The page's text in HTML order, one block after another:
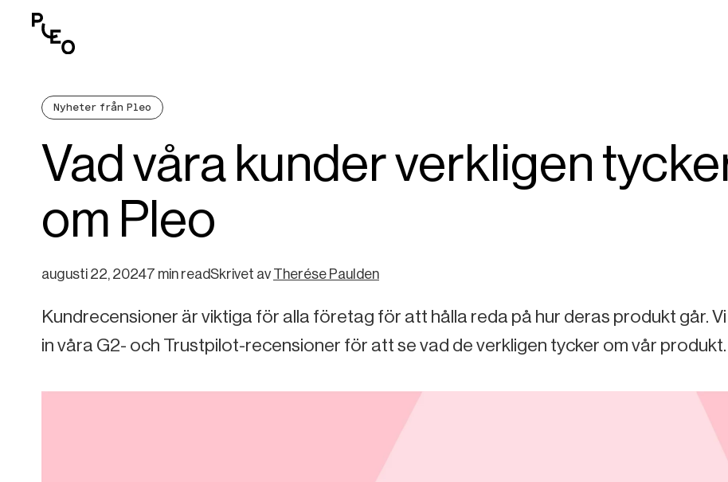
Nyheter från Pleo
Vad våra kunder verkligen
om Pleo
augusti 22, 20247 min readSkrivet av Therése Paulden
Kundrecensioner är viktiga för alla företag för att hålla reda på hur deras produkt går.
in våra G2- och Trustpilot-recensioner för att se vad de verkligen tycker om vår produkt.